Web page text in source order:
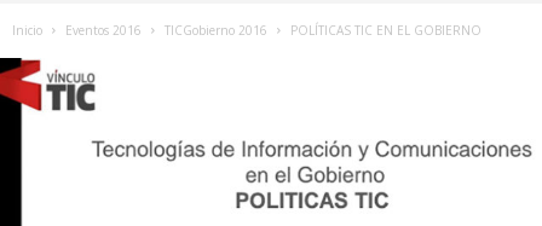
Inicio Eventos 2016 TICGobierno 2016 POLÍTICAS TIC EN EL GOBIERNO